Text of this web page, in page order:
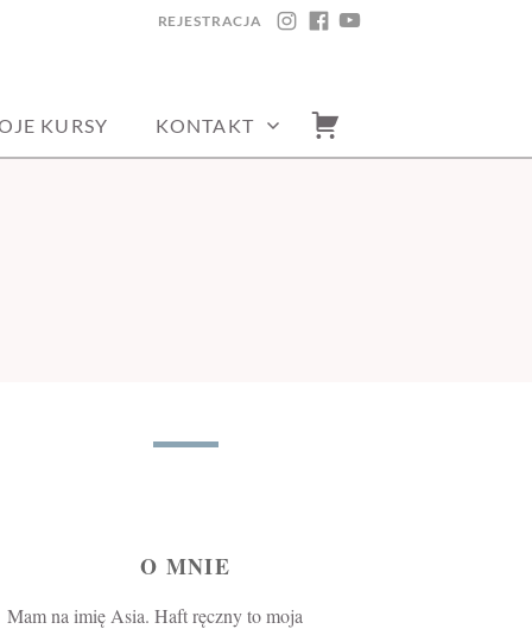
INSTAGRAM
FACEBOOK
REJESTRACJA
KURSY KONTAKT
O MNIE
Mam na imię Asia. Haft ręczny to moja